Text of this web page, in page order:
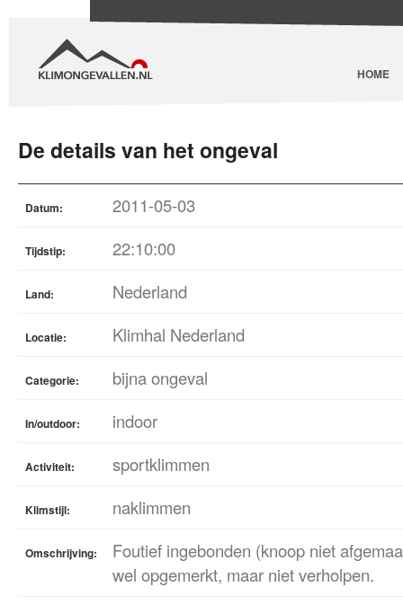
HOME
De details van het ongeval
Datum: 2011-05-03
Tijdstip: 22:10:00
Land: Nederland
Locatie: Klimhal Nederland
Categorie: bijna ongeval
In/outdoor: indoor
Activiteit: sportklimmen
Klimstijl: naklimmen
Omschrijving:
Foutief ingebonden (knoop niet
wel opgemerkt, maar niet verholpen.